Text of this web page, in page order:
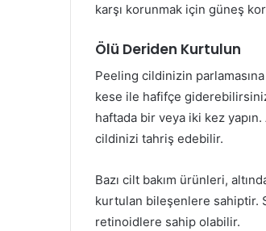
karşı korunmak için güneş
Ölü Deriden Kurtulun
Peeling cildinizin
kese ile hafifçe
haftada bir veya iki kez
cildinizi tahriş edebilir.
Bazı cilt bakım ürünleri,
kurtulan bileşenlere sahiptir.
retinoidlere sahip olabilir.